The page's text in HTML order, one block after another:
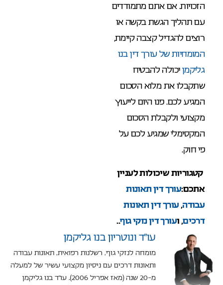
הזכויות. אם אתם מתמודדים
עם תהליך הגשת בקשה או
רוצים להגדיל קצבה קיימת,
המומחיות של עורך דין בנו
גליקמןיכולה להבטיח
שתקבלו את מלוא הסכום
המגיע לכם. פנו היום לייעוץ
מקצועי ולקבלת הסכום
המקסימלי שמגיע לכם על
פי חוק.
קטגוריות שיכולות לעניין
אתכם:עורך דין תאונות
עבודה, עורך דין תאונות
דרכים, ועורך דין נזקי גוף..
עו”ד ונוטריון בנו גליקמן
מומחה לנזקי גוף, רשלנות רפואית, תאונות עבודה
ותאונות דרכים עם ניסיון מקצועי עשיר של למעלה
מ-20 שנה (מאז אפריל 2006). עו"ד בנו גליקמן